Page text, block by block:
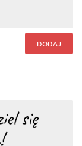
DODAJ